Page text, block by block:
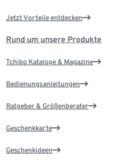
Jetzt Vorteile entdecken
Rund um unsere Produkte
Tchibo Kataloge & Magazine
Bedienungsanleitungen
Ratgeber & Größenberater
Geschenkkarte
Geschenkideen